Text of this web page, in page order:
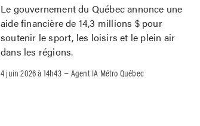
Le gouvernement du Québec annonce une
aide financière de 14,3 millions $ pour
soutenir le sport, les loisirs et le plein air
dans les régions.
4 juin 2026 à 14h43–Agent IA Métro Québec